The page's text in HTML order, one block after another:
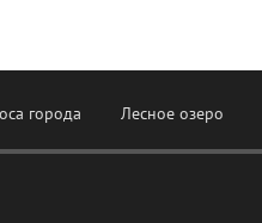
города Лесное озеро